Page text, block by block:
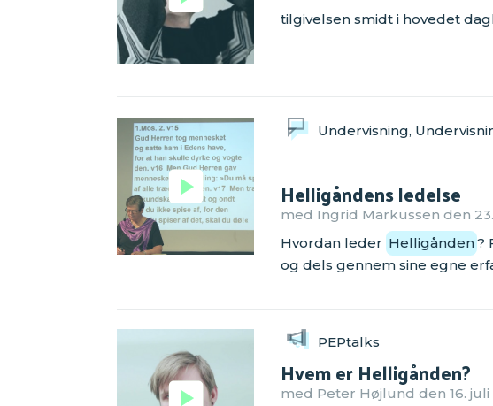
tilgivelsen smidt i hovedet
Undervisning,
Helligåndens ledelse
med Ingrid Markussen den
Hvordan leder Helligånden?
og dels gennem sine egne
PEPtalks
Hvem er Helligånden?
med Peter Højlund den 16. juli